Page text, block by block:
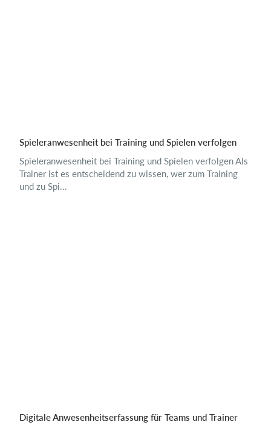
Spieleranwesenheit bei Training und Spielen verfolgen
Spieleranwesenheit bei Training und Spielen verfolgen Als
Trainer ist es entscheidend zu wissen, wer zum Training
und zu Spi...
Digitale Anwesenheitserfassung für Teams und Trainer